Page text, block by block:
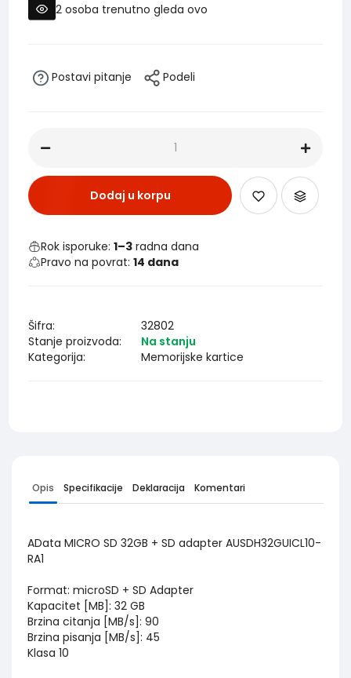
2 osoba trenutno gleda ovo
Postavi pitanje Podeli
Dodaj u korpu
Rok isporuke:1–3 radna dana
Pravo na povrat:14 dana
Šifra:
32802
Stanje proizvoda:
Na stanju
Kategorija:
Memorijske kartice
Opis Specifikacije Deklaracija Komentari
AData MICRO SD 32GB + SD adapter AUSDH32GUICL10-
RA1
Format: microSD + SD Adapter
Kapacitet [MB]: 32 GB
Brzina citanja [MB/s]: 90
Brzina pisanja [MB/s]: 45
Klasa 10